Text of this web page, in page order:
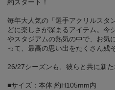
約スタート！
毎年大人気の「選手アクリルスタ
どに楽しさが深まるアイテム。今
やスタジアムの熱気の中で、お気
って、最高の思い出をたくさん残そ
26/27シーズンも、彼らと共に新
■サイズ：本体 約H105mm内